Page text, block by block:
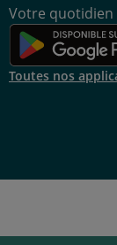
Votre quotidien
Toutes nos